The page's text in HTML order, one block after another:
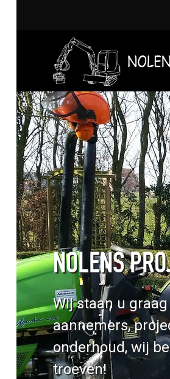
NOLENS
Wij staan u
aannemers,
onderhoud, wij
troeven!